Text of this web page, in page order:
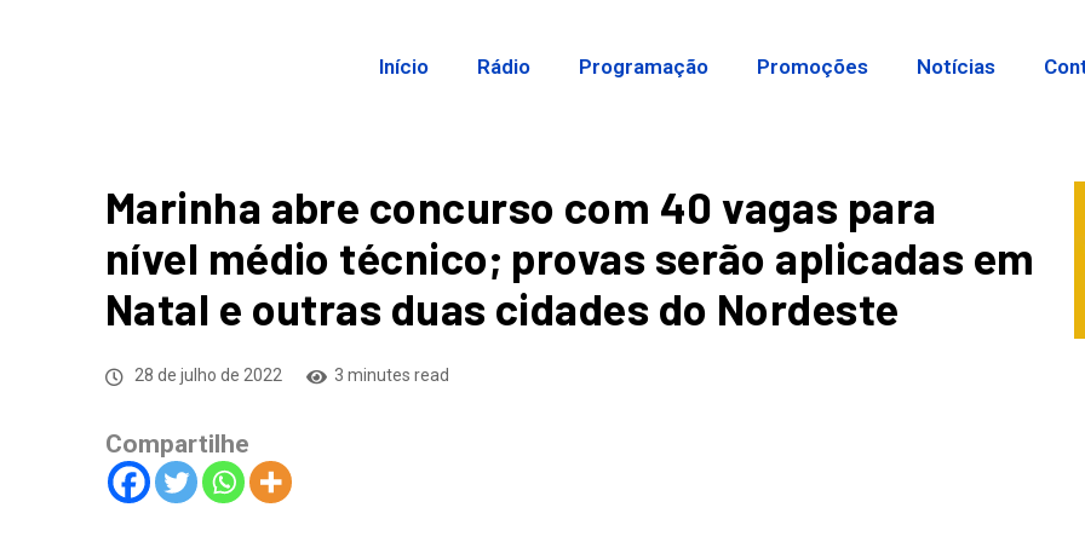
Início Rádio Programação Promoções Notícias
Marinha abre concurso com 40 vagas para
nível médio técnico; provas serão aplicadas em
Natal e outras duas cidades do Nordeste
28 de julho de 2022 3 minutes read
Compartilhe